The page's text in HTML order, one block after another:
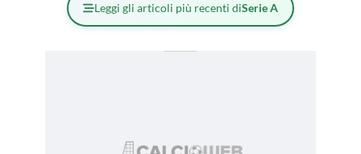
Leggi gli articoli più recenti diSerie A